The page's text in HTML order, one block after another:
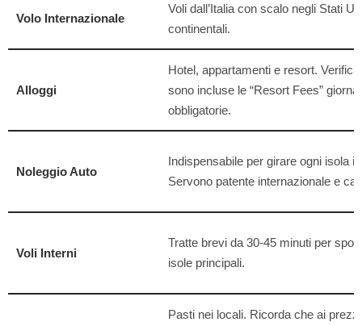
Volo Internazionale
Voli dall’Italia con scalo negli Stati
continentali.
Alloggi
Hotel, appartamenti e resort.
sono incluse le “Resort Fees”
obbligatorie.
Noleggio Auto
Indispensabile per girare ogni isola
Servono patente internazionale e
Voli Interni
Tratte brevi da 30-45 minuti per
isole principali.
Pasti nei locali. Ricorda che ai